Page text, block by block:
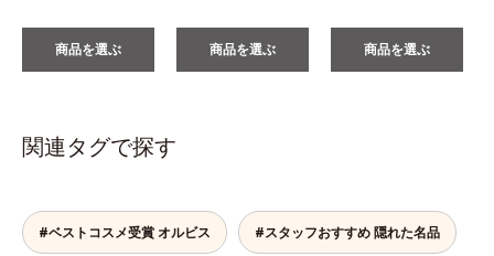
商品を選ぶ 商品を選ぶ 商品を選ぶ
関連タグで探す
#ベストコスメ受賞 オルビス #スタッフおすすめ 隠れた名品